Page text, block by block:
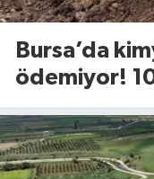
Bursa’da
ödemiyor!